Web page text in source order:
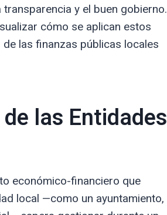
y el buen gobierno.
cómo se aplican estos
las finanzas públicas locales
las Entidades
económico-financiero que
local —como un ayuntamiento,